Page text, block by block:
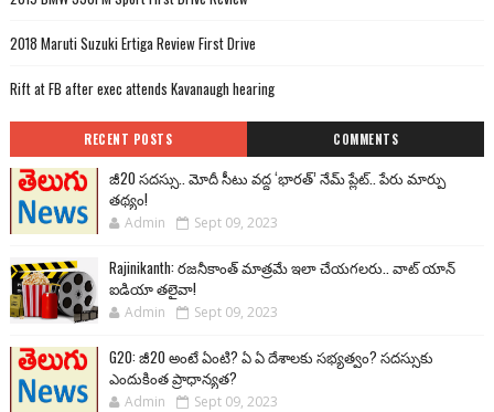
2018 Maruti Suzuki Ertiga Review First Drive
Rift at FB after exec attends Kavanaugh hearing
RECENT POSTS COMMENTS
జీ20 సదస్సు.. మోదీ సీటు వద్ద ‘భారత్’ నేమ్ ప్లేట్‌.. పేరు మార్పు
తథ్యం!
Admin Sept 09, 2023
Rajinikanth: రజనీకాంత్ మాత్రమే ఇలా చేయగలరు.. వాట్ యాన్
ఐడియా తలైవా!
Admin Sept 09, 2023
G20: జీ20 అంటే ఏంటి? ఏ ఏ దేశాలకు సభ్యత్వం? సదస్సుకు
ఎందుకింత ప్రాధాన్యత?
Admin Sept 09, 2023